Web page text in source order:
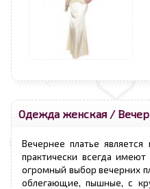
Одежда женская /
Вечернее платье
практически всегда
огромный выбор вечерних
облегающие, пышные, с